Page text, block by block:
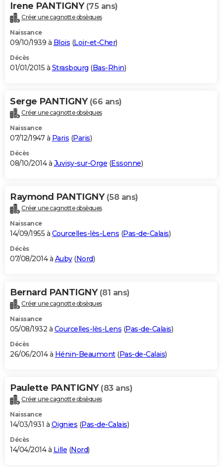
Irene PANTIGNY (75 ans)
Créer une cagnotte obsèques
Naissance
09/10/1939 à Blois (Loir-et-Cher)
Décès
01/01/2015 à Strasbourg (Bas-Rhin)
Serge PANTIGNY (66 ans)
Créer une cagnotte obsèques
Naissance
07/12/1947 à Paris (Paris)
Décès
08/10/2014 à Juvisy-sur-Orge (Essonne)
Raymond PANTIGNY (58 ans)
Créer une cagnotte obsèques
Naissance
14/09/1955 à Courcelles-lès-Lens (Pas-de-Calais)
Décès
07/08/2014 à Auby(Nord)
Bernard PANTIGNY (81 ans)
Créer une cagnotte obsèques
Naissance
05/08/1932 à Courcelles-lès-Lens (Pas-de-Calais)
Décès
26/06/2014 à Hénin-Beaumont(Pas-de-Calais)
Paulette PANTIGNY (83 ans)
Créer une cagnotte obsèques
Naissance
14/03/1931 à Oignies (Pas-de-Calais)
Décès
14/04/2014 à Lille (Nord)